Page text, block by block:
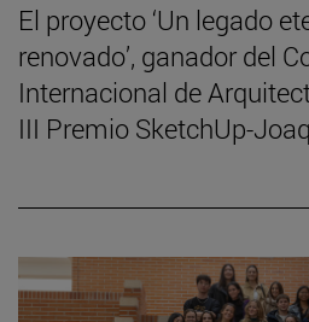
El proyecto ‘Un legado
renovado’, ganador del
Internacional de
III Premio SketchUp-